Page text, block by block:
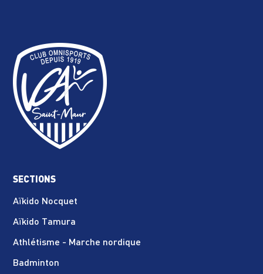
SECTIONS
Aïkido Nocquet
Aïkido Tamura
Athlétisme - Marche nordique
Badminton